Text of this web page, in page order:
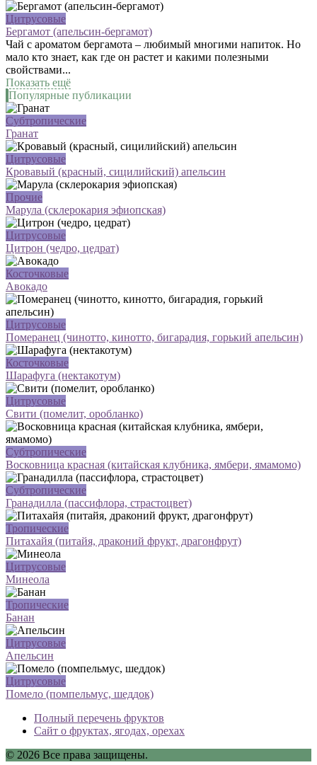
Цитрусовые
Бергамот (апельсин-бергамот)
Чай с ароматом бергамота – любимый многими напиток. Но
мало кто знает, как где он растет и какими полезными
свойствами...
Показать ещё
Популярные публикации
Субтропические
Гранат
Цитрусовые
Кровавый (красный, сицилийский) апельсин
Прочие
Марула (склерокария эфиопская)
Цитрусовые
Цитрон (чедро, цедрат)
Косточковые
Авокадо
Цитрусовые
Померанец (чинотто, кинотто, бигарадия, горький апельсин)
Косточковые
Шарафуга (нектакотум)
Цитрусовые
Свити (помелит, оробланко)
Субтропические
Восковница красная (китайская клубника, ямбери, ямамомо)
Субтропические
Гранадилла (пассифлора, страстоцвет)
Тропические
Питахайя (питайя, драконий фрукт, драгонфрут)
Цитрусовые
Минеола
Тропические
Банан
Цитрусовые
Апельсин
Цитрусовые
Помело (помпельмус, шеддок)
Полный перечень фруктов
Сайт о фруктах, ягодах, орехах
© 2026 Все права защищены.